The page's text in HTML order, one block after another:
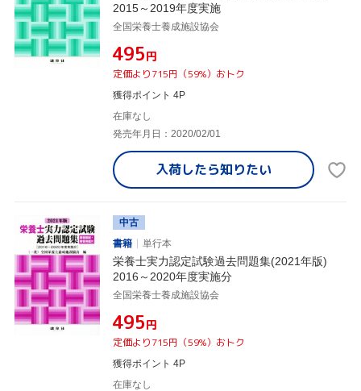
2015～2019年度実施
全国栄養士養成施設協会
¥495円
定価より715円（59%）おトク
獲得ポイント 4P
在庫なし
発売年月日：2020/02/01
入荷したら知りたい
中古
書籍
単行本
栄養士実力認定試験過去問題集(2021年版)
2016～2020年度実施分
全国栄養士養成施設協会
¥495円
定価より715円（59%）おトク
獲得ポイント 4P
在庫なし